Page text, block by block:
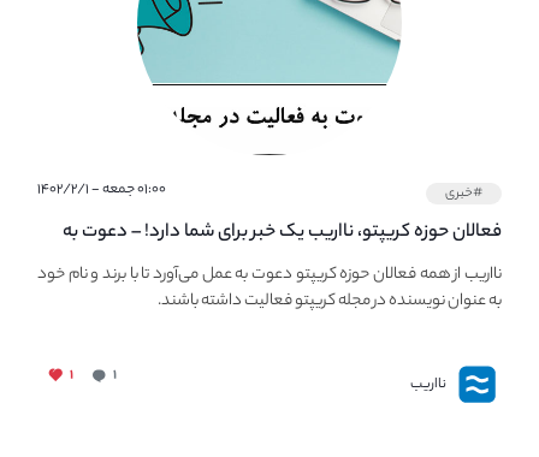
#خبری ۰۱:۰۰ جمعه - ۱۴۰۲/۲/۱
فعالان حوزه کریپتو، نااریب یک خبر برای شما دارد! – دعوت به
فعالیت در مجله کریپتو
نااریب از همه فعالان حوزه کریپتو دعوت به عمل می‌آورد تا با برند و نام خود
به عنوان نویسنده در مجله کریپتو فعالیت داشته باشند.
نااریب ۱ ۱